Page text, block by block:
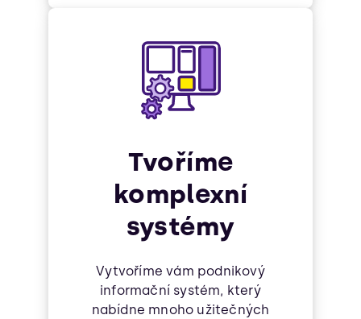
Tvoříme
komplexní
systémy
Vytvoříme vám podnikový
informační systém, který
nabídne mnoho užitečných